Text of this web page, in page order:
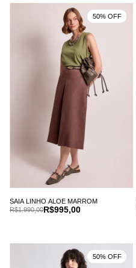
SAIA LINHO ALOE MARROM
R$995,00
R$1.990,00
50% OFF
50% OFF